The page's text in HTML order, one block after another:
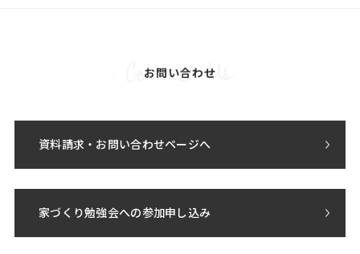
お問い合わせ
資料請求・お問い合わせページへ
家づくり勉強会への参加申し込み